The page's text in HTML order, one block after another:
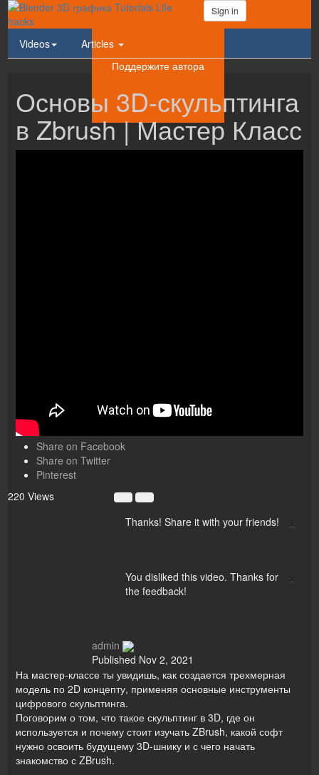
Sign in
Videos
Articles
Поддержите автора
Основы 3D-скульптинга
в Zbrush | Мастер Класс
Share on Facebook
Share on Twitter
Pinterest
220 Views
×
Thanks! Share it with your friends!
×
You disliked this video. Thanks for
the feedback!
admin
Published Nov 2, 2021
На мастер-классе ты увидишь, как создается трехмерная
модель по 2D концепту, применяя основные инструменты
цифрового скульптинга.
Поговорим о том, что такое скульптинг в 3D, где он
используется и почему стоит изучать ZBrush, какой софт
нужно освоить будущему 3D-шнику и с чего начать
знакомство с ZBrush.